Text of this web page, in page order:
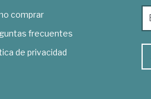
comprar
frecuentes
de privacidad